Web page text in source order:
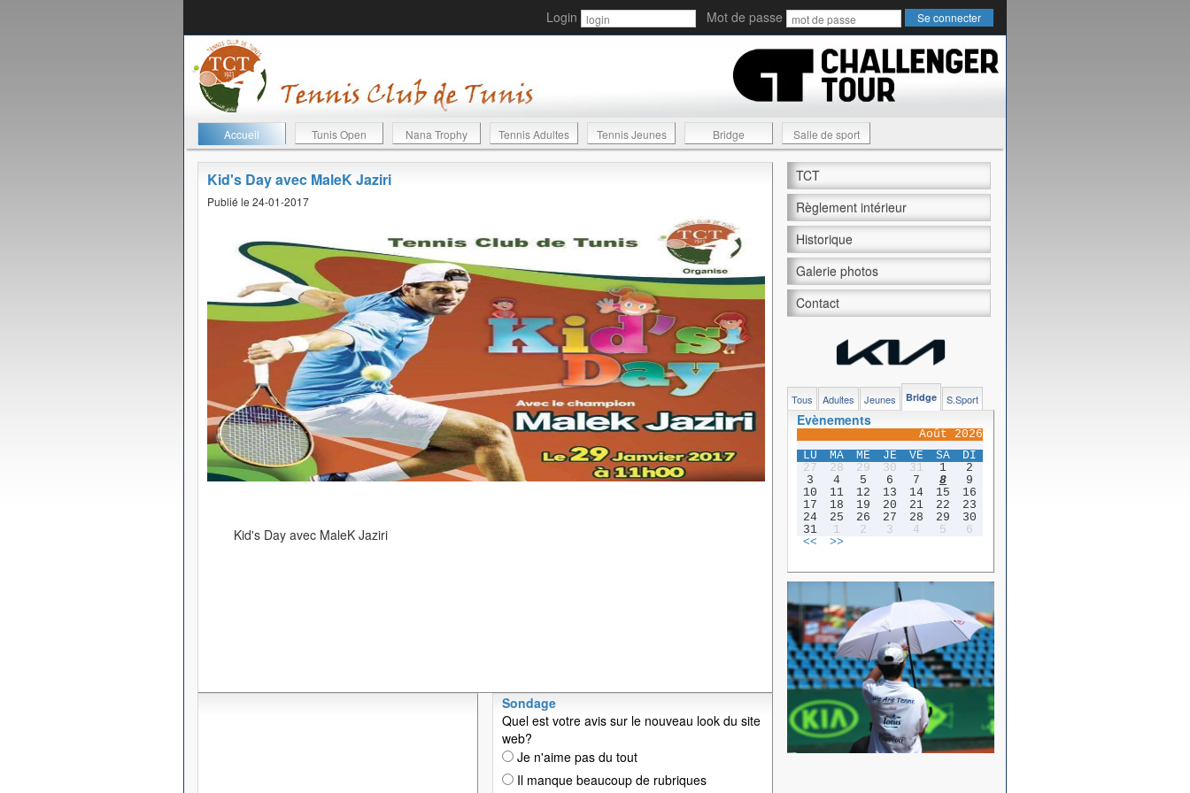
Login Mot de passe
Accueil Tunis Open Nana Trophy Tennis Adultes Tennis Jeunes Bridge Salle de sport
Kid's Day avec MaleK Jaziri
Publié le 24-01-2017
Kid's Day avec MaleK Jaziri
Sondage
Quel est votre avis sur le nouveau look du site
web?
Je n'aime pas du tout
Il manque beaucoup de rubriques
TCT
Règlement intérieur
Historique
Galerie photos
Contact
Tous Adultes Jeunes Bridge S.Sport
Evènements
Août 2026
LU
MA ME JE VE SA
DI
27
28 29 30 31 1
2
3
4 5 6 7 8
9
10
11 12 13 14 15
16
17
18 19 20 21 22
23
24
25 26 27 28 29
30
31
1 2 3 4 5
6
<<
>>